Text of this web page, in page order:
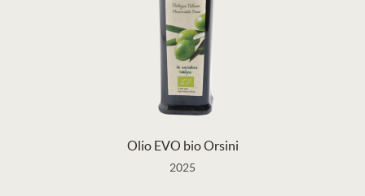
Olio EVO bio Orsini
2025